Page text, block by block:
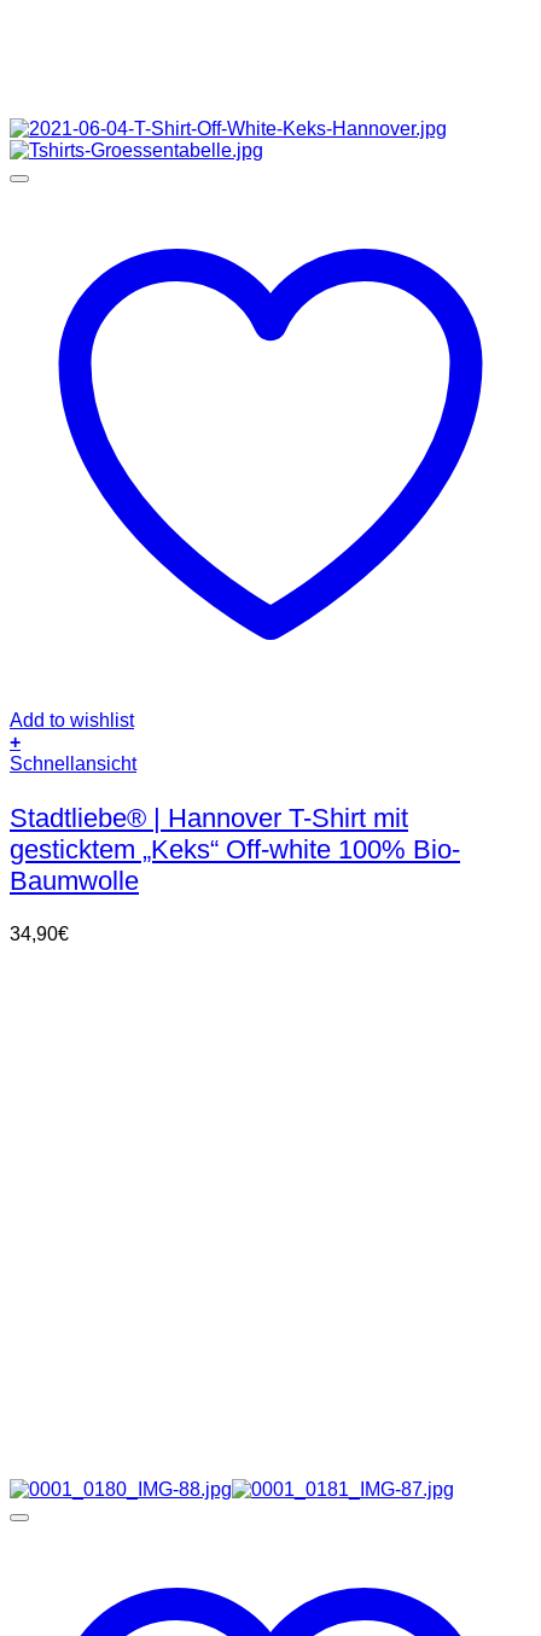
Add to wishlist
+
Dieses
weist
mehrere
Varianten
auf.
Die
können
Schnellansicht
Stadtliebe® | Hannover T-Shirt mit
gesticktem „Keks“ Off-white 100% Bio-
Baumwolle
34,90€